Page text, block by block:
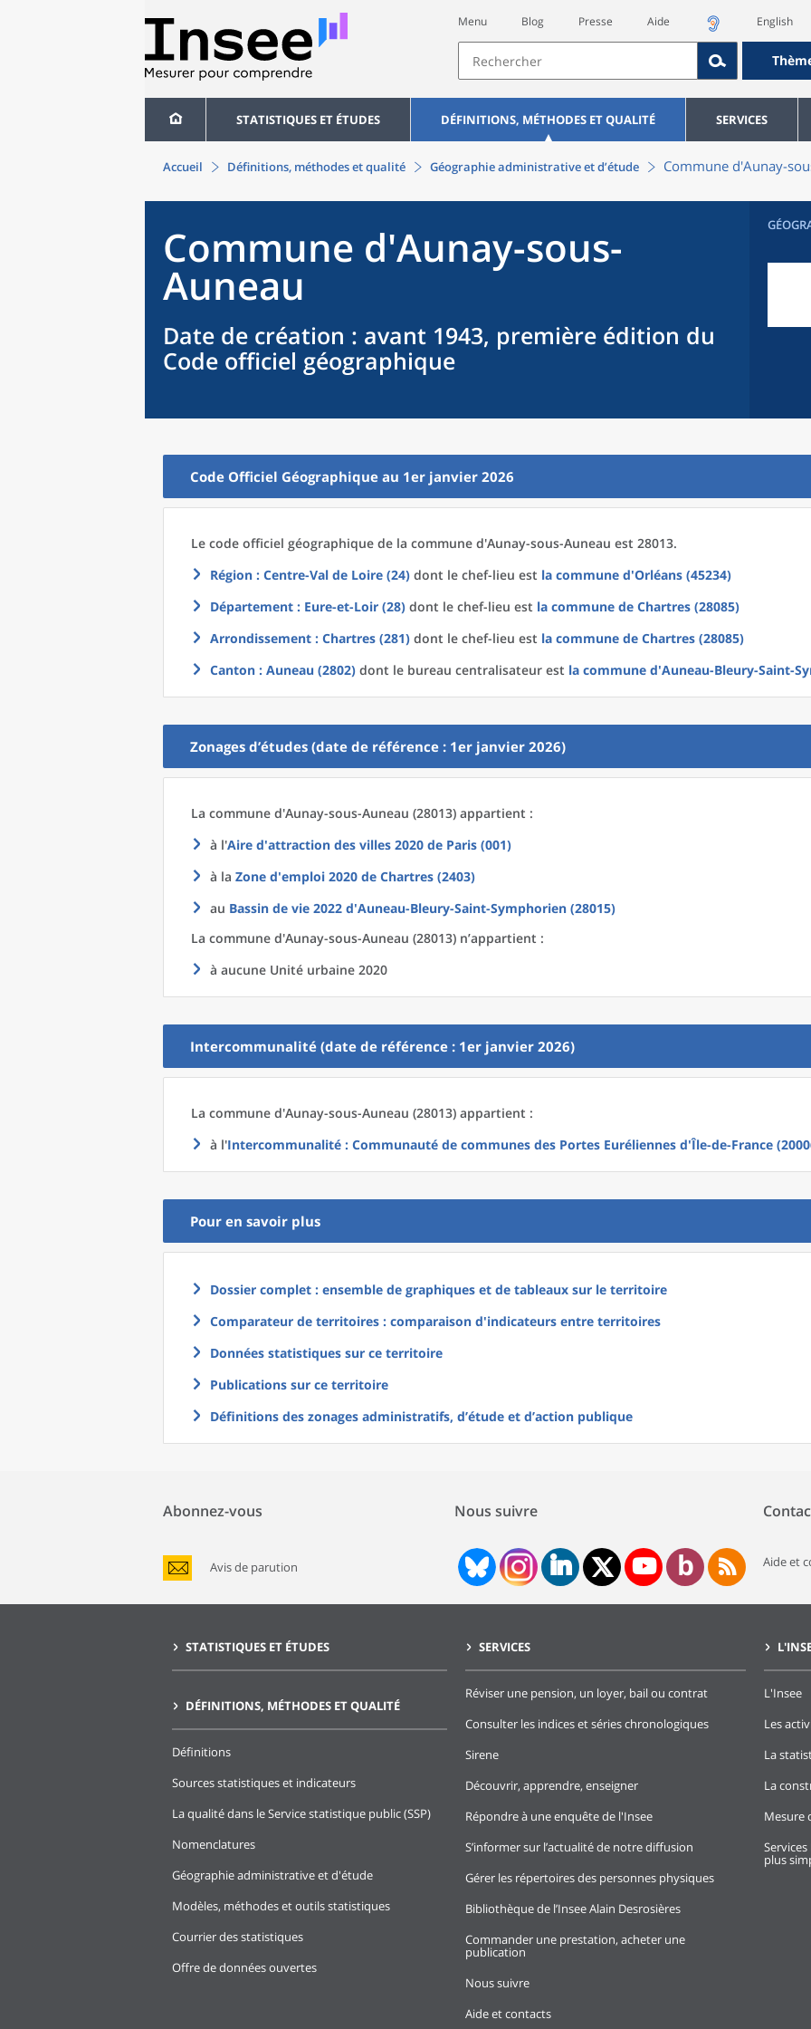
Menu Blog Presse Aide English
STATISTIQUES ET ÉTUDES DÉFINITIONS, MÉTHODES ET QUALITÉ SERVICES
Accueil Définitions, méthodes et qualité Géographie administrative et d’étude Commune d'Aunay-
Commune d'Aunay-sous-
Auneau
Date de création : avant 1943, première édition du
Code officiel géographique
Code Officiel Géographique au 1er janvier 2026
Le code officiel géographique de la commune d'Aunay-sous-Auneau est 28013.
Région : Centre-Val de Loire (24) dont le chef-lieu est la commune d'Orléans (45234)
Département : Eure-et-Loir (28) dont le chef-lieu est la commune de Chartres (28085)
Arrondissement : Chartres (281) dont le chef-lieu est la commune de Chartres (28085)
Canton : Auneau (2802) dont le bureau centralisateur est la commune d'Auneau-Bleury-Saint-
Zonages d’études (date de référence : 1er janvier 2026)
La commune d'Aunay-sous-Auneau (28013) appartient :
à l'Aire d'attraction des villes 2020 de Paris (001)
à la Zone d'emploi 2020 de Chartres (2403)
au Bassin de vie 2022 d'Auneau-Bleury-Saint-Symphorien (28015)
La commune d'Aunay-sous-Auneau (28013) n’appartient :
à aucune Unité urbaine 2020
Intercommunalité (date de référence : 1er janvier 2026)
La commune d'Aunay-sous-Auneau (28013) appartient :
à l'Intercommunalité : Communauté de communes des Portes Euréliennes d'Île-de-France
Pour en savoir plus
Dossier complet : ensemble de graphiques et de tableaux sur le territoire
Comparateur de territoires : comparaison d'indicateurs entre territoires
Données statistiques sur ce territoire
Publications sur ce territoire
Définitions des zonages administratifs, d’étude et d’action publique
Abonnez-vous
Avis de parution
Nous suivre
Aide et
STATISTIQUES ET ÉTUDES
DÉFINITIONS, MÉTHODES ET QUALITÉ
Définitions
Sources statistiques et indicateurs
La qualité dans le Service statistique public (SSP)
Nomenclatures
Géographie administrative et d'étude
Modèles, méthodes et outils statistiques
Courrier des statistiques
Offre de données ouvertes
SERVICES
Réviser une pension, un loyer, bail ou contrat
Consulter les indices et séries chronologiques
Sirene
Découvrir, apprendre, enseigner
Répondre à une enquête de l'Insee
S’informer sur l’actualité de notre diffusion
Gérer les répertoires des personnes physiques
Bibliothèque de l’Insee Alain Desrosières
Commander une prestation, acheter une
publication
Nous suivre
Aide et contacts
L'Insee
Les
La
La
Mesure
plus